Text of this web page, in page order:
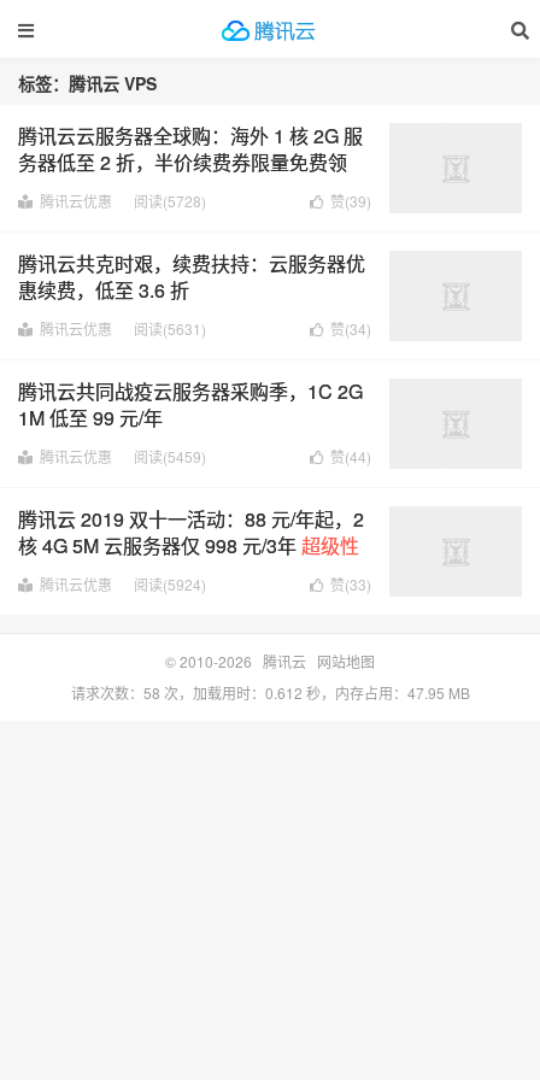
标签：腾讯云 VPS
腾讯云云服务器全球购：海外 1 核 2G 服
务器低至 2 折，半价续费券限量免费领
取！腾讯云优惠 阅读(5728) 赞(39)
腾讯云共克时艰，续费扶持：云服务器优
惠续费，低至 3.6 折
腾讯云优惠 阅读(5631) 赞(34)
腾讯云共同战疫云服务器采购季，1C 2G
1M 低至 99 元/年
腾讯云优惠 阅读(5459) 赞(44)
腾讯云 2019 双十一活动：88 元/年起，2
核 4G 5M 云服务器仅 998 元/3年超级性
价比腾讯云优惠 阅读(5924) 赞(33)
© 2010-2026 腾讯云 网站地图
请求次数：58 次，加载用时：0.612 秒，内存占用：47.95 MB